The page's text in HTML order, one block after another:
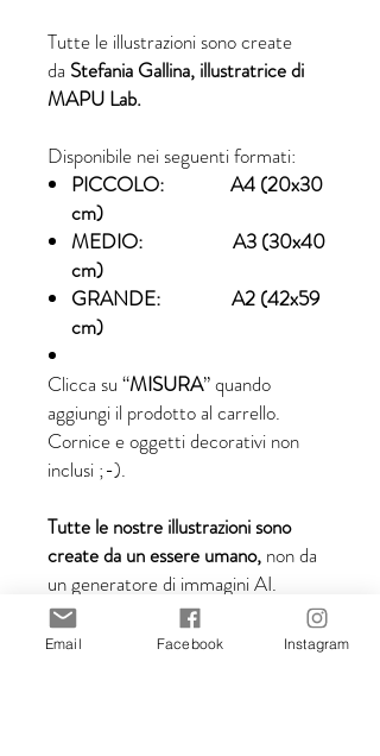
Tutte le illustrazioni sono create
da Stefania Gallina, illustratrice di
MAPU Lab.
Disponibile nei seguenti formati:
PICCOLO: A4 (20x30
cm)
MEDIO: A3 (30x40
cm)
GRANDE: A2 (42x59
cm)
Clicca su “MISURA” quando
aggiungi il prodotto al carrello.
Cornice e oggetti decorativi non
inclusi ;-).
Tutte le nostre illustrazioni sono
create da un essere umano, non da
un generatore di immagini AI.
Email Facebook Instagram